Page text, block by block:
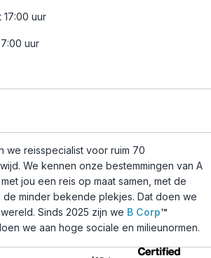
17:00 uur
uur
we reisspecialist voor ruim 70
We kennen onze bestemmingen van A
jou een reis op maat samen, met de
minder bekende plekjes. Dat doen we
Sinds 2025 zijn we B Corp™
we aan hoge sociale en milieunormen.